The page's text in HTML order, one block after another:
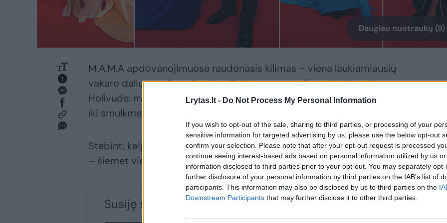
Lrytas.lt - Do Not Process My Personal Information
If you wish to opt-out of the sale, sharing to third parties, or processing of your
sensitive information for targeted advertising by us, please use the below opt-out
confirm your selection. Please note that after your opt-out request is processed
continue seeing interest-based ads based on personal information utilized by us
information disclosed to third parties prior to your opt-out. You may separately
further disclosure of your personal information by third parties on the IAB’s list of
participants. This information may also be disclosed by us to third parties on the
Downstream Participants that may further disclose it to other third parties.
Daugiau nuotraukų (9)
M.A.M.A apdovanojimuose raudonasis kilimas – viena laukiamiausių
vakaro dalių. Juo žengdami svečiai trumpam gali pasjusti tarsi
Holivude: mirgančios fotografų blykstės, žurnalistų dėmesys ir, žinoma,
iki smulkmenų apgalvoti įvaizdžiai.
Stebint, kaip apdovanojimų vakarui pasipuošė svečiai, peršasi išvada
– šiemet viešnių pasirinkimu tapo atviri ir kūną apnuoginantys deriniai.
Susiję straipsniai